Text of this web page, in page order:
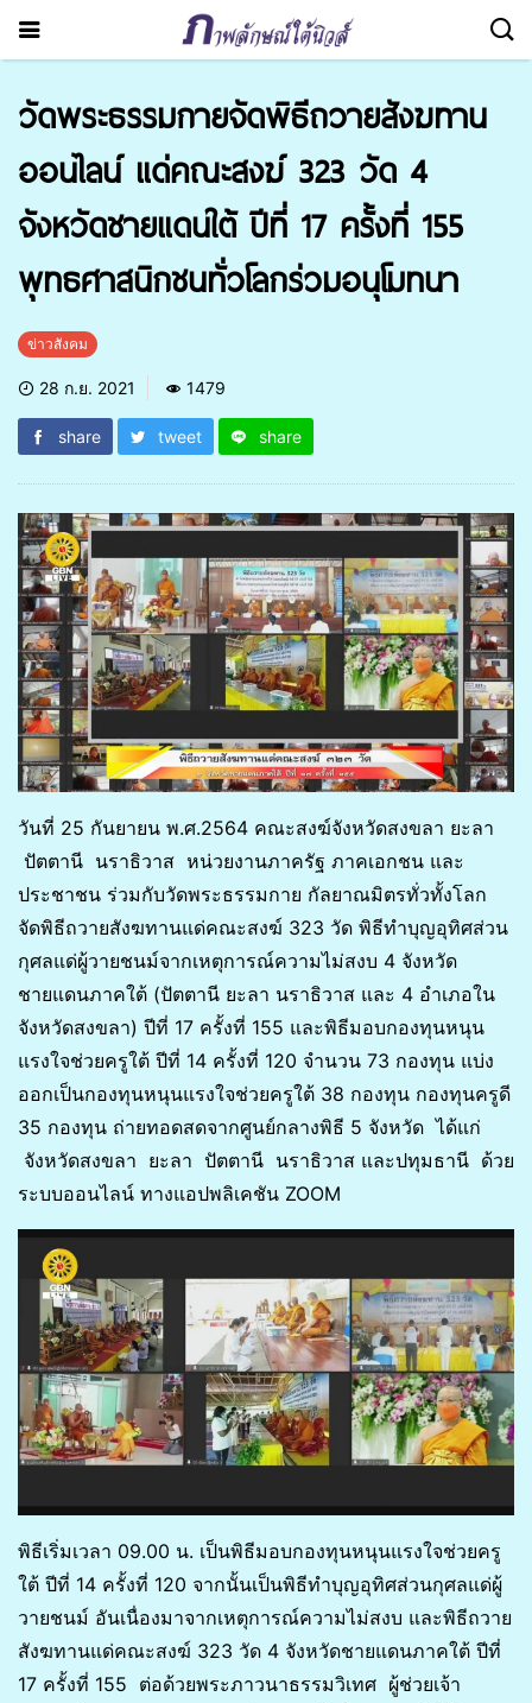
วัดพระธรรมกายจัดพิธีถวายสังฆทาน
ออนไลน์ แด่คณะสงฆ์ 323 วัด 4
จังหวัดชายแดนใต้ ปีที่ 17 ครั้งที่ 155
พุทธศาสนิกชนทั่วโลกร่วมอนุโมทนา
ข่าวสังคม
28 ก.ย. 2021 1479
share tweet share
วันที่ 25 กันยายน พ.ศ.2564 คณะสงฆ์จังหวัดสงขลา ยะลา
ปัตตานี นราธิวาส หน่วยงานภาครัฐ ภาคเอกชน และ
ประชาชน ร่วมกับวัดพระธรรมกาย กัลยาณมิตรทั่วทั้งโลก
จัดพิธีถวายสังฆทานแด่คณะสงฆ์ 323 วัด พิธีทำบุญอุทิศส่วน
กุศลแด่ผู้วายชนม์จากเหตุการณ์ความไม่สงบ 4 จังหวัด
ชายแดนภาคใต้ (ปัตตานี ยะลา นราธิวาส และ 4 อำเภอใน
จังหวัดสงขลา) ปีที่ 17 ครั้งที่ 155 และพิธีมอบกองทุนหนุน
แรงใจช่วยครูใต้ ปีที่ 14 ครั้งที่ 120 จำนวน 73 กองทุน แบ่ง
ออกเป็นกองทุนหนุนแรงใจช่วยครูใต้ 38 กองทุน กองทุนครูดี
35 กองทุน ถ่ายทอดสดจากศูนย์กลางพิธี 5 จังหวัด ได้แก่
จังหวัดสงขลา ยะลา ปัตตานี นราธิวาส และปทุมธานี ด้วย
ระบบออนไลน์ ทางแอปพลิเคชัน ZOOM
พิธีเริ่มเวลา 09.00 น. เป็นพิธีมอบกองทุนหนุนแรงใจช่วยครู
ใต้ ปีที่ 14 ครั้งที่ 120 จากนั้นเป็นพิธีทำบุญอุทิศส่วนกุศลแด่ผู้
วายชนม์ อันเนื่องมาจากเหตุการณ์ความไม่สงบ และพิธีถวาย
สังฆทานแด่คณะสงฆ์ 323 วัด 4 จังหวัดชายแดนภาคใต้ ปีที่
17 ครั้งที่ 155 ต่อด้วยพระภาวนาธรรมวิเทศ ผู้ช่วยเจ้า